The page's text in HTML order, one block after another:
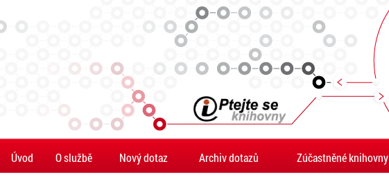
Úvod O službě Nový dotaz Archiv dotazů Zúčastněné knihovny